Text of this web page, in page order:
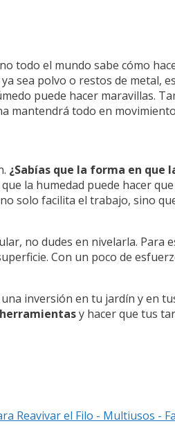
todo el mundo sabe cómo
sea polvo o restos de metal,
puede hacer maravillas.
mantendrá todo en
¿Sabías que la forma en que
la humedad puede hacer
solo facilita el trabajo, sino
no dudes en nivelarla.
Con un poco de
inversión en tu jardín y en
y hacer que tus
Reavivar el Filo - Multiusos -